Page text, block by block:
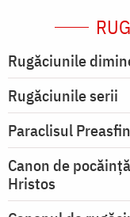
Rugăciunile
Rugăciunile serii
Paraclisul
Canon de
Hristos